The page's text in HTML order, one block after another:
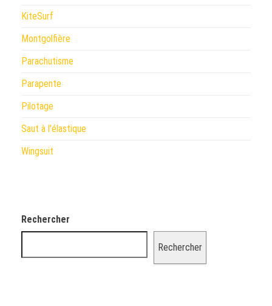
KiteSurf
Montgolfière
Parachutisme
Parapente
Pilotage
Saut à l'élastique
Wingsuit
Rechercher
Rechercher